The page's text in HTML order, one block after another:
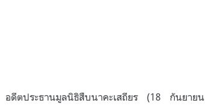
อดีตประธานมูลนิธิสืบนาคะเสถียร (18 กันยายน